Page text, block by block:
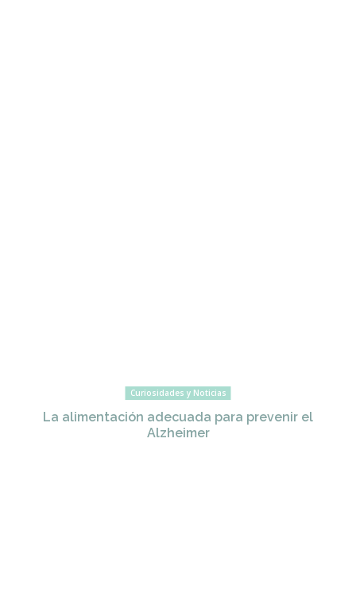
Curiosidades y Noticias
La alimentación adecuada para prevenir el
Alzheimer